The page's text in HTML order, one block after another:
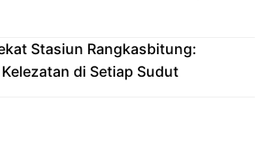
Stasiun Rangkasbitung:
di Setiap Sudut